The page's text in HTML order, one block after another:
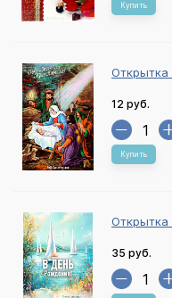
Купить
12 руб.
Купить
35 руб.